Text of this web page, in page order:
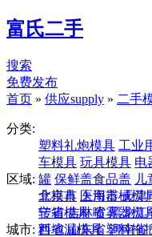
富氏二手
搜索
免费发布
首页 » 供应supply » 二手
分类:
塑料礼炮模具 工业
车模具 玩具模具 电
罐 保鲜盖食品盖 儿
盒模具 医用器械模
转箱模具 喷雾器模
料地漏模具 塑料拖
区域:
北京市 上海市 天津
宁省 吉林省 黑龙江
西省 山东省 河南省
城市: